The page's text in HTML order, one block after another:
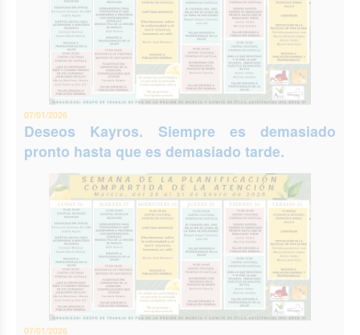
07/01/2026
Deseos Kayros. Siempre es demasiado
pronto hasta que es demasiado tarde.
07/01/2026